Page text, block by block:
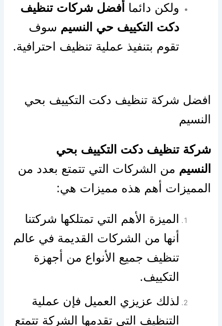
ولكن دائما أفضل شركات تنظيف
دكت التكييف حي النسيم سوف
تقوم بتنفيذ عملية تنظيف احترافية.
افضل شركة تنظيف دكت التكييف بحي
النسيم
شركة تنظيف دكت التكييف بحي
النسيم من الشركات التي تتمتع بعدد من
المميزات أهم هذه مميزات هي:
الميزة الأهم التي تمتلكها شركتنا
أنها من الشركات القديمة في عالم
تنظيف جميع الأنواع من أجهزة
التكييف.
لذلك عزيزي العميل فإن عملية
التنظيف التي تقدمها الشركة تتمتع